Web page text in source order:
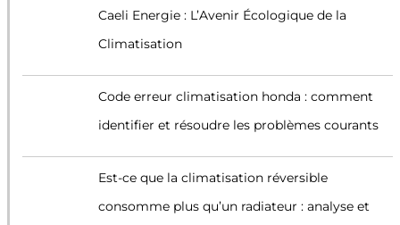
Caeli Energie : L’Avenir Écologique de la
Climatisation
Code erreur climatisation honda : comment
identifier et résoudre les problèmes courants
Est-ce que la climatisation réversible
consomme plus qu’un radiateur : analyse et